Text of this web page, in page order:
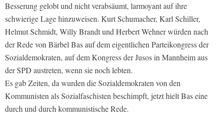
Besserung gelobt und nicht verabsäumt, larmoyant auf ihre
schwierige Lage hinzuweisen. Kurt Schumacher, Karl Schiller,
Helmut Schmidt, Willy Brandt und Herbert Wehner würden nach
der Rede von Bärbel Bas auf dem eigentlichen Parteikongress der
Sozialdemokraten, auf dem Kongress der Jusos in Mannheim aus
der SPD austreten, wenn sie noch lebten.
Es gab Zeiten, da wurden die Sozialdemokraten von den
Kommunisten als Sozialfaschisten beschimpft, jetzt hielt Bas eine
durch und durch kommunistische Rede.